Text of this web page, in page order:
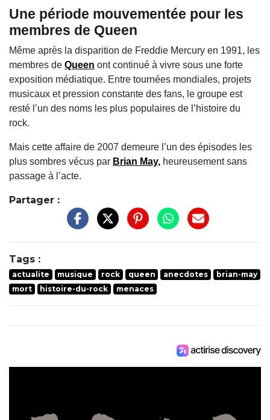
Une période mouvementée pour les
membres de Queen
Même après la disparition de Freddie Mercury en 1991, les
membres de Queen ont continué à vivre sous une forte
exposition médiatique. Entre tournées mondiales, projets
musicaux et pression constante des fans, le groupe est
resté l’un des noms les plus populaires de l’histoire du
rock.
Mais cette affaire de 2007 demeure l’un des épisodes les
plus sombres vécus par Brian May, heureusement sans
passage à l’acte.
Partager :
Tags :
actualite musique rock queen anecdotes
brian-may
mort
histoire-du-rock menaces